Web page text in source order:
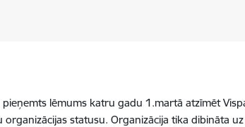
lēmums katru gadu 1.martā atzīmēt
statusu. Organizācija tika dibināta